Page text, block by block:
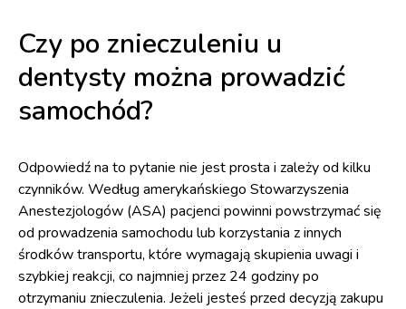
Czy po znieczuleniu u
dentysty można prowadzić
samochód?
Odpowiedź na to pytanie nie jest prosta i zależy od kilku
czynników. Według amerykańskiego Stowarzyszenia
Anestezjologów (ASA) pacjenci powinni powstrzymać się
od prowadzenia samochodu lub korzystania z innych
środków transportu, które wymagają skupienia uwagi i
szybkiej reakcji, co najmniej przez 24 godziny po
otrzymaniu znieczulenia. Jeżeli jesteś przed decyzją zakupu